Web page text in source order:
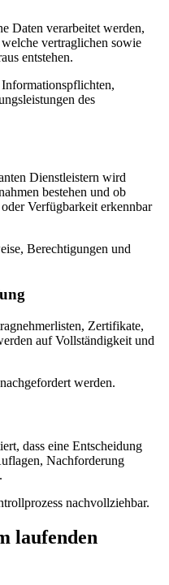
Daten verarbeitet werden,
vertraglichen sowie
entstehen.
des
Dienstleistern wird
bestehen und ob
Verfügbarkeit erkennbar
Berechtigungen und
Zertifikate,
auf Vollständigkeit und
werden.
dass eine Entscheidung
Nachforderung
nachvollziehbar.
laufenden